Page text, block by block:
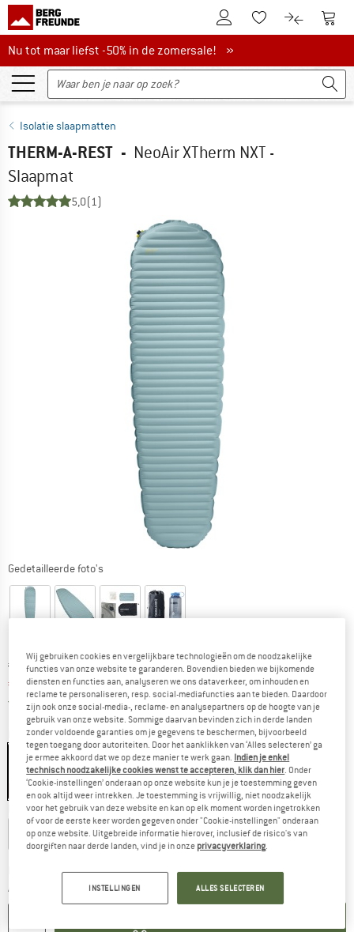
De klantenaccount
Naar deNaar de
Nu tot maar liefst -50% in de zomersale!
Nu tot maar liefst -50% in de zomersale! »
Isolatie slaapmatten
THERM-A-REST - NeoAir XTherm NXT -
Slaapmat
5,0(1)
Gedetailleerde foto's
Oorspronkelijke prijs :
€ 369,95
Prijs:
€ 307,06 incl. BTW
Gratis verzending(NL)Nederland. Informatie over de
Kleur:Neptune
-17%
Maat:Large
Regular Large
Levertijd: 3-5 werkdagenDe link wordt geopend in een infovak en bevat
Aantal:
Wij gebruiken cookies en vergelijkbare technologieën om de noodzakelijke
functies van onze website te garanderen. Bovendien bieden we bijkomende
diensten en functies aan, analyseren we ons dataverkeer, om inhouden en
reclame te personaliseren, resp. social-mediafuncties aan te bieden. Daardoor
zijn ook onze social-media-, reclame- en analysepartners op de hoogte van je
gebruik van onze website. Sommige daarvan bevinden zich in derde landen
zonder voldoende garanties om je gegevens te beschermen, bijvoorbeeld
tegen toegang door autoriteiten. Door het aanklikken van ‘Alles selecteren’ ga
je ermee akkoord dat we op deze manier te werk gaan. Indien je enkel
technisch noodzakelijke cookies wenst te accepteren, klik dan hier . Onder
‘Cookie-instellingen’ onderaan op onze website kun je je toestemming geven
en ook altijd weer intrekken. Je toestemming is vrijwillig, niet noodzakelijk
voor het gebruik van deze website en kan op elk moment worden ingetrokken
of voor de eerste keer worden gegeven onder "Cookie-instellingen" onderaan
op onze website. Uitgebreide informatie hierover, inclusief de risico's van
doorgiften naar derde landen, vind je in onze privacyverklaring
INSTELLINGEN ALLES SELECTEREN